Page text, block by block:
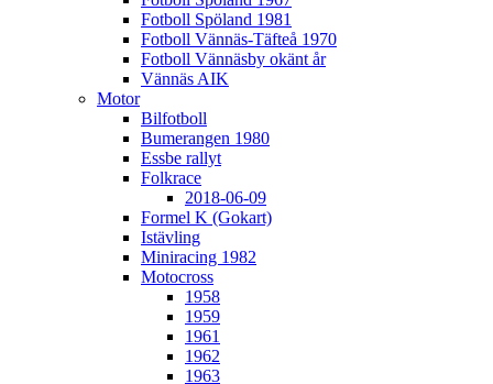
Fotboll Spöland 1981
Fotboll Vännäs-Täfteå 1970
Fotboll Vännäsby okänt år
Vännäs AIK
Motor
Bilfotboll
Bumerangen 1980
Essbe rallyt
Folkrace
2018-06-09
Formel K (Gokart)
Istävling
Miniracing 1982
Motocross
1958
1959
1961
1962
1963